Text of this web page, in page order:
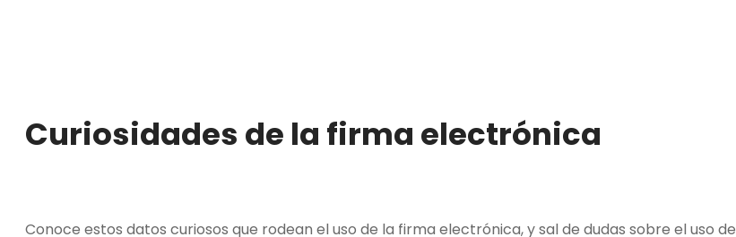
Curiosidades de la firma electrónica
Conoce estos datos curiosos que rodean el uso de la firma electrónica, y sal de dudas sobre el uso de